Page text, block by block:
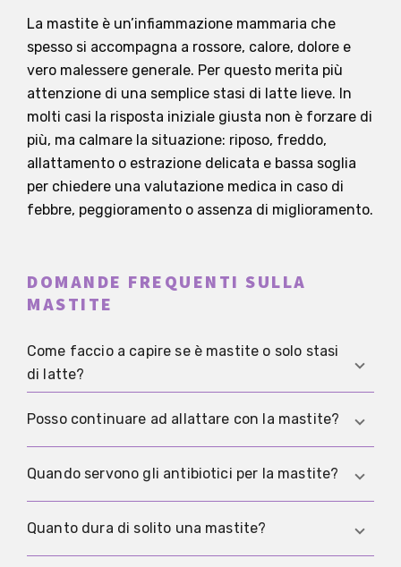
La mastite è un’infiammazione mammaria che
spesso si accompagna a rossore, calore, dolore e
vero malessere generale. Per questo merita più
attenzione di una semplice stasi di latte lieve. In
molti casi la risposta iniziale giusta non è forzare di
più, ma calmare la situazione: riposo, freddo,
allattamento o estrazione delicata e bassa soglia
per chiedere una valutazione medica in caso di
febbre, peggioramento o assenza di miglioramento.
DOMANDE FREQUENTI SULLA
MASTITE
Come faccio a capire se è mastite o solo stasi
di latte?
La stasi di latte resta spesso più localizzata. La
arrossamento, calore, febbre, brividi o una vera
sensazione di malessere, oppure se la situazione
migliorare.
Posso continuare ad allattare con la mastite?
In molti casi, sì. Continuare ad allattare o
preferibile a un’interruzione brusca. L’importante
Quando servono gli antibiotici per la mastite?
Gli antibiotici diventano più probabili quando
Quanto dura di solito una mastite?